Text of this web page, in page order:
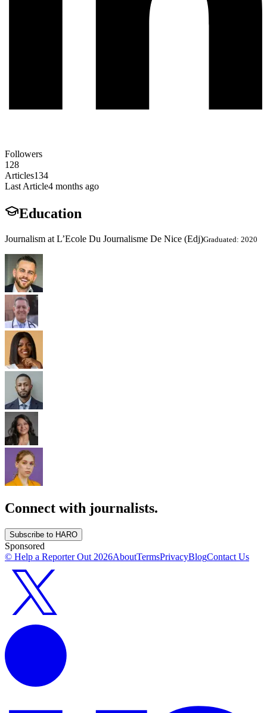
Followers
128
Articles134
Last Article4 months ago
Education
Journalism at L’Ecole Du Journalisme De Nice (Edj)Graduated: 2020
Connect with journalists.
Subscribe to HARO
Sponsored
© Help a Reporter Out 2026AboutTermsPrivacyBlogContact Us